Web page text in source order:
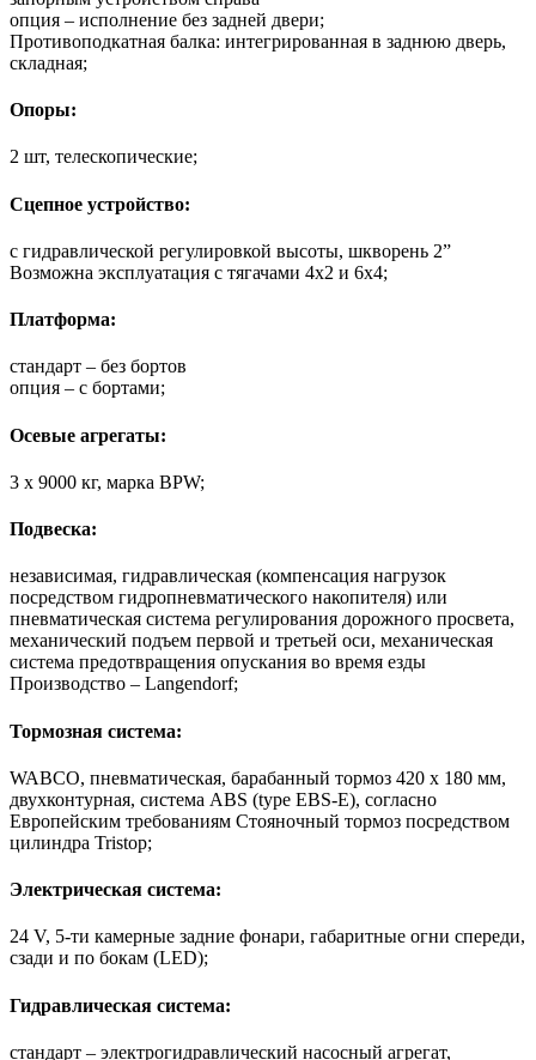
опция – исполнение без задней двери;
Противоподкатная балка: интегрированная в заднюю дверь,
складная;
Опоры:
2 шт, телескопические;
Сцепное устройство:
с гидравлической регулировкой высоты, шкворень 2”
Возможна эксплуатация с тягачами 4х2 и 6х4;
Платформа:
стандарт – без бортов
опция – с бортами;
Осевые агрегаты:
3 х 9000 кг, марка BPW;
Подвеска:
независимая, гидравлическая (компенсация нагрузок
посредством гидропневматического накопителя) или
пневматическая система регулирования дорожного просвета,
механический подъем первой и третьей оси, механическая
система предотвращения опускания во время езды
Производство – Langendorf;
Тормозная система:
WABCO, пневматическая, барабанный тормоз 420 х 180 мм,
двухконтурная, система АBS (type EBS-E), согласно
Европейским требованиям Стояночный тормоз посредством
цилиндра Tristop;
Электрическая система:
24 V, 5-ти камерные задние фонари, габаритные огни спереди,
сзади и по бокам (LED);
Гидравлическая система:
стандарт – электрогидравлический насосный агрегат,